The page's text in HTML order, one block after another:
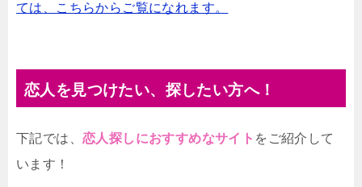
ては、こちらからご覧になれます。
恋人を見つけたい、探したい方へ！
下記では、 恋人探しにおすすめなサイト をご紹介して
います！